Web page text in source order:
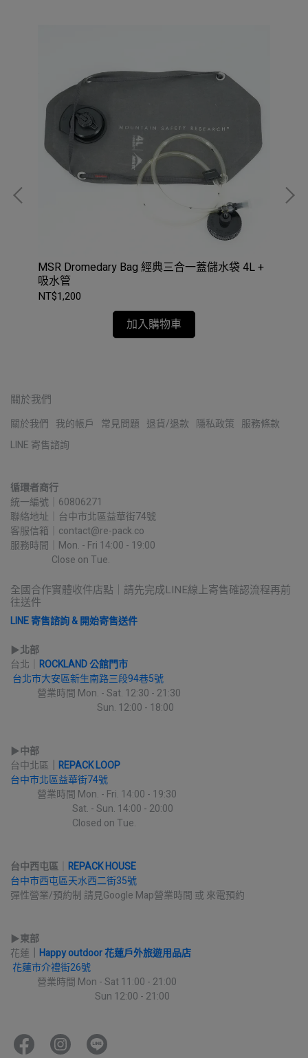
MSR Dromedary Bag 經典三合一蓋儲水袋 4L +
吸水管
NT$1,200
加入購物車
關於我們
關於我們 我的帳戶 常見問題 退貨/退款 隱私政策 服務條款
LINE 寄售諮詢
循環者商行
統一編號｜60806271
聯絡地址｜台中市北區益華街74號
客服信箱｜contact@re-pack.co
服務時間｜Mon. - Fri 14:00 - 19:00
Close on Tue.
全國合作實體收件店點｜請先完成LINE線上寄售確認流程再前
往送件
LINE 寄售諮詢 & 開始寄售送件
▶︎北部
台北｜ ROCKLAND 公館門市
台北市大安區新生南路三段94巷5號
營業時間 Mon. - Sat. 12:30 - 21:30
Sun. 12:00 - 18:00
▶︎中部
台中北區
REPACK LOOP
台中市北區益華街74號
營業時間 Mon. - Fri. 14:00 - 19:30
Sat. - Sun. 14:00 - 20:00
Closed on Tue.
台中西屯區
REPACK HOUSE
台中市西屯區天水西二街35號
彈性營業/預約制 請見Google Map營業時間 或 來電預約
▶︎東部
花蓮
Happy outdoor 花蓮戶外旅遊用品店
花蓮市介禮街26號
營業時間 Mon - Sat 11:00 - 21:00
Sun 12:00 - 21:00